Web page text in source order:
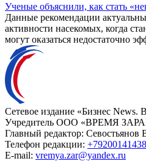
Ученые объяснили, как стать
Данные рекомендации
активности насекомых, когда
могут оказаться недостаточно
Сетевое издание «Бизнес News.
Учредитель ООО «ВРЕМЯ
Главный редактор: Севостьянов
Телефон редакции: +79200141438
E-mail: vremya.zar@yandex.ru